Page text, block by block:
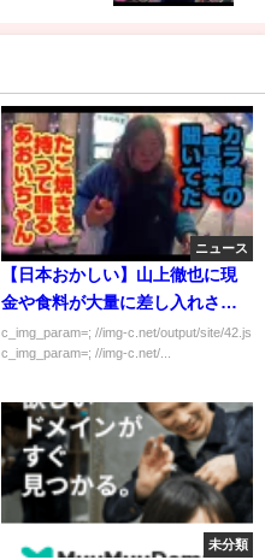
ニュース
【日本おかしい】山上徹也に現
金や食料が大量に差し入れされ
る
c_img_param=; //img-c.net/output/site/42.js
c_img_param=; //img-c.net/...
未分類